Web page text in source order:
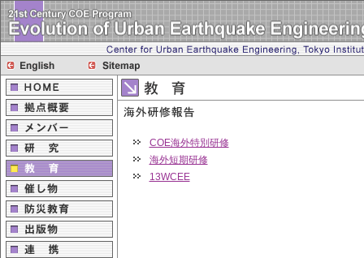
COE海外特別研修
海外短期研修
13WCEE